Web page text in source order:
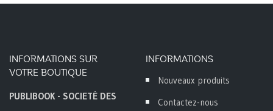
INFORMATIONS SUR
VOTRE BOUTIQUE
PUBLIBOOK - SOCIETÉ DES
INFORMATIONS
Nouveaux produits
Contactez-nous